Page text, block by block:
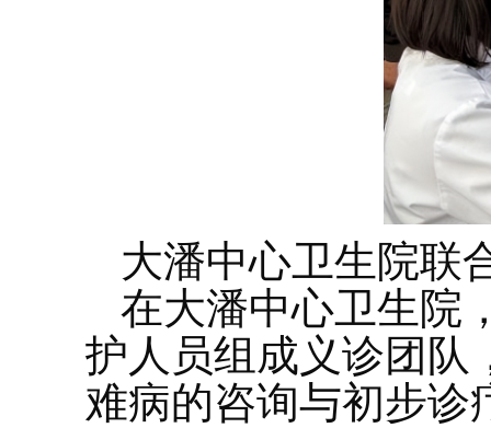
大潘中心卫生院联
在大潘中心卫生院
护人员组成义诊团队
难病的咨询与初步诊